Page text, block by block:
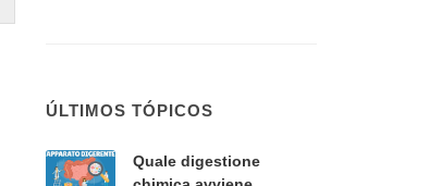
ÚLTIMOS TÓPICOS
Quale digestione